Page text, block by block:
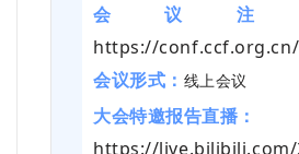
会议注
https://
会议形式： 线上会议
大会特邀报告直播：
https://live.bilibili.com/